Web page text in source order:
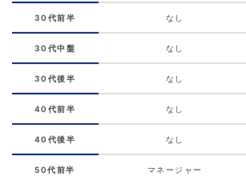
30代前半 なし
30代中盤 なし
30代後半 なし
40代前半 なし
40代後半 なし
50代前半 マネージャー